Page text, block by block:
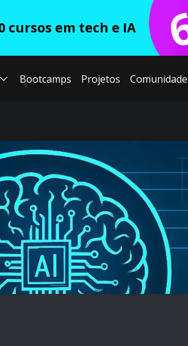
cursos em tech e IA
Bootcamps Projetos Comunidade